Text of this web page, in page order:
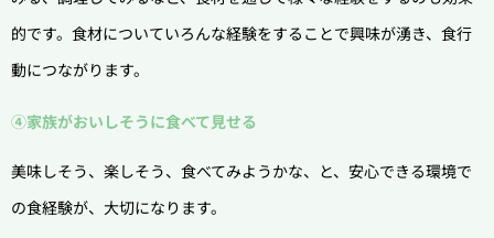
的です。食材についていろんな経験をすることで興味が湧き、食行
動につながります。
④家族がおいしそうに食べて見せる
美味しそう、楽しそう、食べてみようかな、と、安心できる環境で
の食経験が、大切になります。